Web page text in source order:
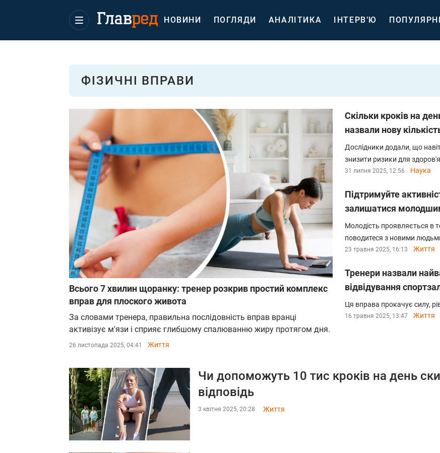
НОВИНИ ПОГЛЯДИ АНАЛІТИКА ІНТЕРВ’Ю
ФІЗИЧНІ ВПРАВИ
Всього 7 хвилин щоранку: тренер розкрив простий комплекс
вправ для плоского живота
За словами тренера, правильна послідовність вправ вранці
активізує м'язи і сприяє глибшому спалюванню жиру протягом дня.
26 листопада 2025, 04:41 Життя
Скільки кроків на
назвали нову
Дослідники додали, що
знизити ризики для
31 липня 2025, 12:56 Наука
Підтримуйте
залишатися
Молодість проявляється в
поводитеся з новими
23 травня 2025, 16:13 Життя
Тренери назвали
відвідування
Ця вправа прокачує силу,
16 травня 2025, 13:47 Життя
Чи допоможуть 10 тис кроків на день
відповідь
3 квітня 2025, 20:28 Життя